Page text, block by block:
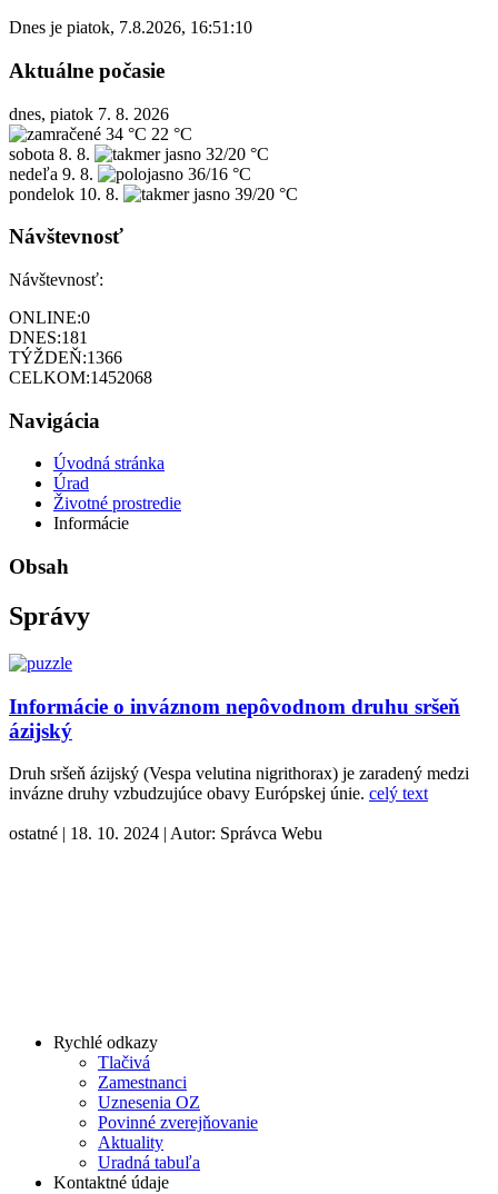
Dnes je piatok, 7.8.2026, 16:51:10
Aktuálne počasie
dnes, piatok 7. 8. 2026
34 °C 22 °C
sobota 8. 8.
32/20 °C
nedeľa 9. 8.
36/16 °C
pondelok 10. 8. 39/20 °C
Návštevnosť
Návštevnosť:
ONLINE:0
DNES:181
TÝŽDEŇ:1366
CELKOM:1452068
Navigácia
Úvodná stránka
Úrad
Životné prostredie
Informácie
Obsah
Správy
Informácie o inváznom nepôvodnom druhu sršeň
ázijský
Druh sršeň ázijský (Vespa velutina nigrithorax) je zaradený medzi
invázne druhy vzbudzujúce obavy Európskej únie. celý text
ostatné 18. 10. 2024 Autor: Správca Webu
Rychlé odkazy
Tlačivá
Zamestnanci
Uznesenia OZ
Povinné zverejňovanie
Aktuality
Uradná tabuľa
Kontaktné údaje